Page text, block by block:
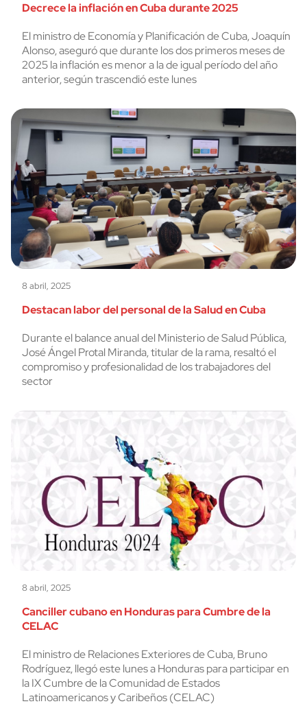
Decrece la inflación en Cuba durante 2025
El ministro de Economía y Planificación de Cuba, Joaquín
Alonso, aseguró que durante los dos primeros meses de
2025 la inflación es menor a la de igual período del año
anterior, según trascendió este lunes
8 abril, 2025
Destacan labor del personal de la Salud en Cuba
Durante el balance anual del Ministerio de Salud Pública,
José Ángel Protal Miranda, titular de la rama, resaltó el
compromiso y profesionalidad de los trabajadores del
sector
8 abril, 2025
Canciller cubano en Honduras para Cumbre de la
CELAC
El ministro de Relaciones Exteriores de Cuba, Bruno
Rodríguez, llegó este lunes a Honduras para participar en
la IX Cumbre de la Comunidad de Estados
Latinoamericanos y Caribeños (CELAC)